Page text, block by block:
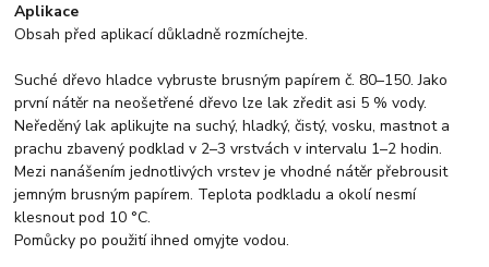
Aplikace
Obsah před aplikací důkladně rozmíchejte.
Suché dřevo hladce vybruste brusným papírem č. 80–150. Jako
první nátěr na neošetřené dřevo lze lak zředit asi 5 % vody.
Neředěný lak aplikujte na suchý, hladký, čistý, vosku, mastnot a
prachu zbavený podklad v 2–3 vrstvách v intervalu 1–2 hodin.
Mezi nanášením jednotlivých vrstev je vhodné nátěr přebrousit
jemným brusným papírem. Teplota podkladu a okolí nesmí
klesnout pod 10 °C.
Pomůcky po použití ihned omyjte vodou.